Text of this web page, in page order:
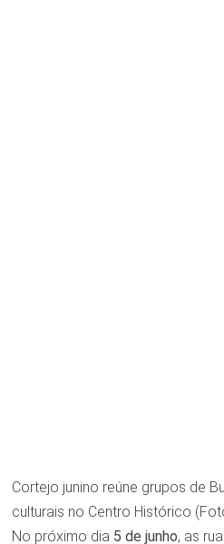
Cortejo junino reúne grupos de
culturais no Centro Histórico
No próximo dia 5 de junho, as